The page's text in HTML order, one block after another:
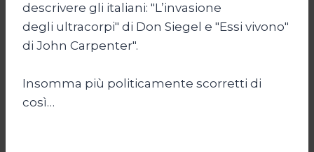
descrivere gli italiani: "L’invasione
degli ultracorpi" di Don Siegel e "Essi vivono"
di John Carpenter".
Insomma più politicamente scorretti di
così…